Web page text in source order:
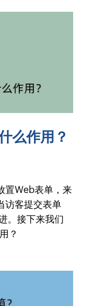
么作用？
置Web表单，来
访客提交表单
。接下来我们
？